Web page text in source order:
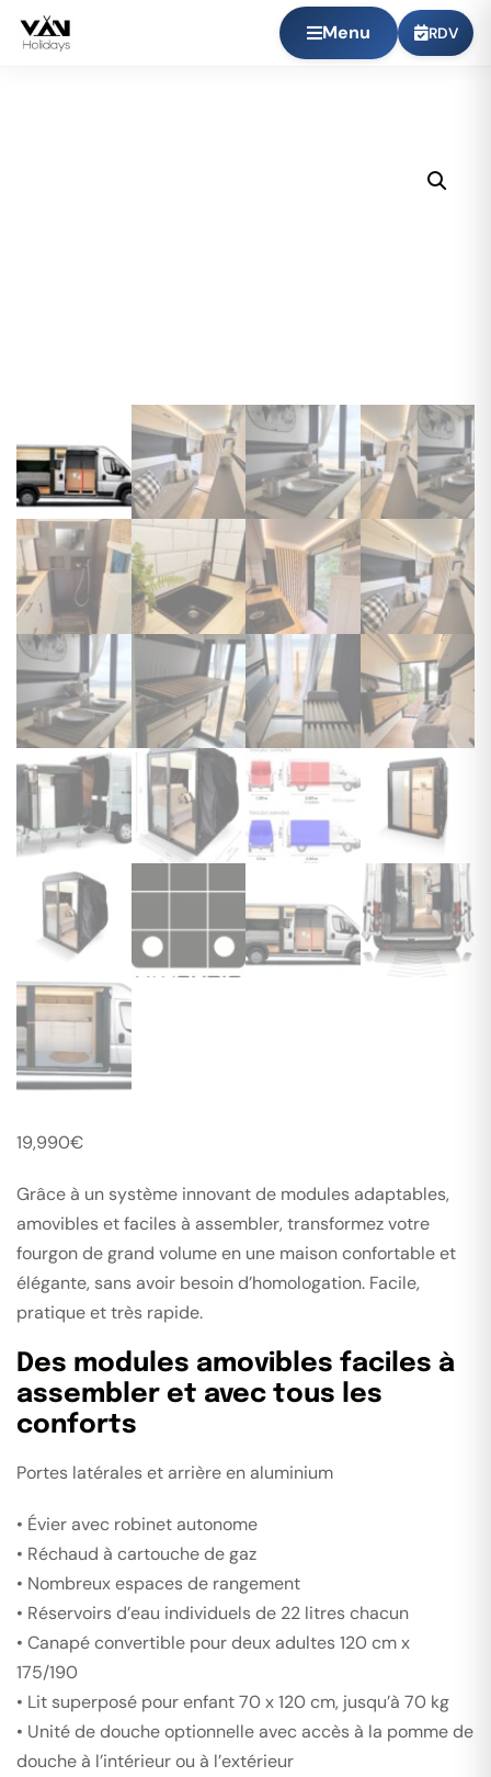
Menu RDV
19,990€
Grâce à un système innovant de modules adaptables,
amovibles et faciles à assembler, transformez votre
fourgon de grand volume en une maison confortable et
élégante, sans avoir besoin d’homologation. Facile,
pratique et très rapide.
Des modules amovibles faciles à
assembler et avec tous les
conforts
Portes latérales et arrière en aluminium
• Évieravec robinet autonome
• Réchaud à cartouche de gaz
• Nombreux espaces de rangement
• Réservoirs d’eau individuels de 22 litres chacun
• Canapé convertible pour deux adultes120 cm x
175/190
• Lit superposé pour enfant70 x 120 cm, jusqu’à 70 kg
• Unité de douche optionnelleavec accès à la pomme de
douche à l’intérieur ou à l’extérieur